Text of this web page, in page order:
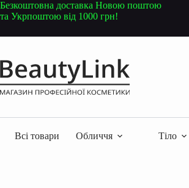
Перейти
до
Безкоштовна доставка Новою поштою
та Укрпоштою від 1000 грн!
Всі товари Обличчя Тіло